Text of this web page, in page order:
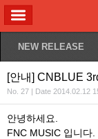
NEW RELEASE
[안내] CNBLUE
No. 27 | Date 2014.02.12
안녕하세요.
FNC MUSIC 입니다.